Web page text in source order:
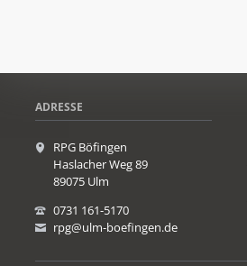
ADRESSE
RPG Böfingen
Haslacher Weg 89
89075 Ulm
0731 161-5170
rpg@ulm-boefingen.de